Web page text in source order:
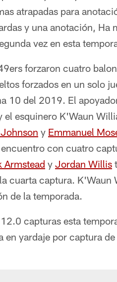
atrapadas para
y una anotación,
vez en esta
forzaron cuatro
forzados en un solo
10 del 2019. El
esquinero K'Waun
y Emmanuel
con cuatro
Armstead y Jordan Willis
cuarta captura.
de la temporada.
capturas esta
en yardaje por captura